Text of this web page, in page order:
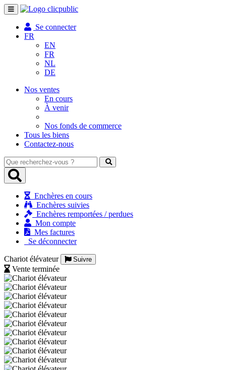
Toggle
navigation
Se connecter
FR
EN
FR
NL
DE
Nos ventes
En cours
À venir
Nos fonds de commerce
Tous les biens
Contactez-nous
Que
recherchez-
vous
Enchères en cours
Enchères suivies
Enchères remportées / perdues
Mon compte
Mes factures
Se déconnecter
Chariot élévateur Suivre
Vente terminée